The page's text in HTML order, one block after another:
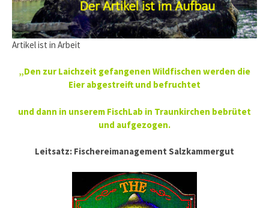
Artikel ist in Arbeit
„Den zur Laichzeit gefangenen Wildfischen werden die
Eier abgestreift und befruchtet
und dann in unserem FischLab in Traunkirchen bebrütet
und aufgezogen.
Leitsatz: Fischereimanagement Salzkammergut